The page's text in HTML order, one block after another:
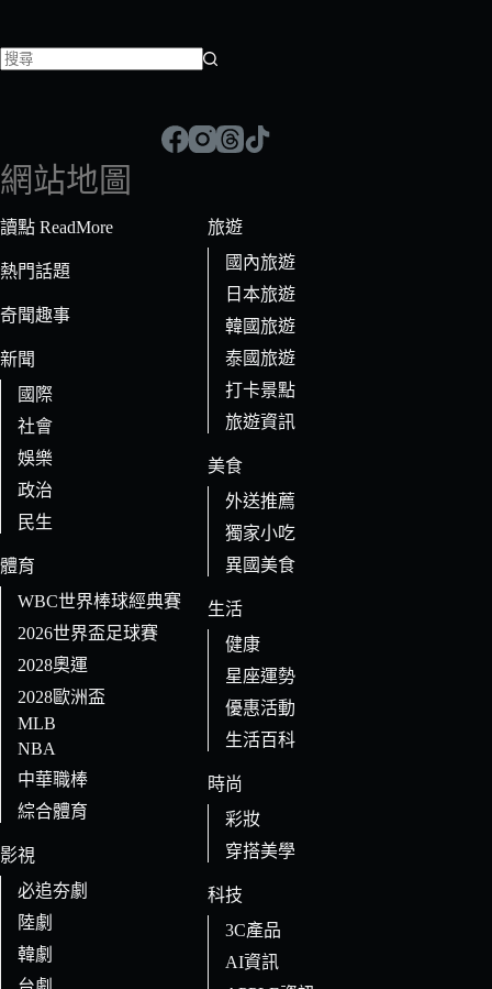
符
合
條
的
果
網站地圖
讀點 ReadMore
熱門話題
奇聞趣事
新聞
國際
社會
娛樂
政治
民生
體育
WBC世界棒球經典賽
2026世界盃足球賽
2028奧運
2028歐洲盃
MLB
NBA
中華職棒
綜合體育
影視
必追夯劇
陸劇
韓劇
旅遊
國內旅遊
日本旅遊
韓國旅遊
泰國旅遊
打卡景點
旅遊資訊
美食
外送推薦
獨家小吃
異國美食
生活
健康
星座運勢
優惠活動
生活百科
時尚
彩妝
穿搭美學
科技
3C產品
AI資訊